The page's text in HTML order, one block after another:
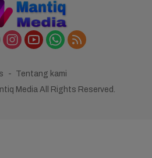
Tentang kami
Media All Rights Reserved.